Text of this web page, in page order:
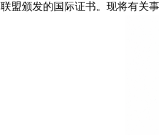
联盟颁发的国际证书。现将有关